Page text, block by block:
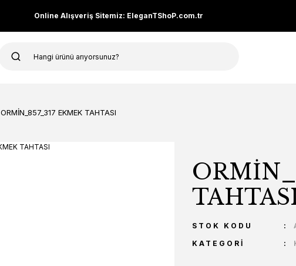
Online Alışveriş Sitemiz: EleganTShoP.com.tr
ORMİN_857_317 EKMEK TAHTASI
STOK KODU
KATEGORI